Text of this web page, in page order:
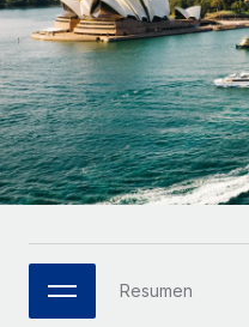
INFRAESTRUCTURA
Conexión Remote
Integra los RR. HH.
complicaciones.
Plataforma
Funciones esenciales
Conectar
Conecta cualquier
Mediana empresa
Amplía tu equipo con
personalizadas.
Empresa
RR. HH. globales para
ASOCIARSE
Socios
Integra la gestión de
Guías y recursos
Casos prácticos
Glosario de RR. HH.
Listas de verificación
Biblioteca de
Webinarios
Español
Italiano
Português (Portugal)
日本語
한국어
中文（简体）Resumen